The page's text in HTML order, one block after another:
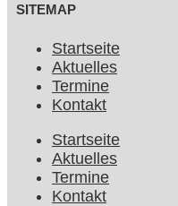
SITEMAP
Startseite
Aktuelles
Termine
Kontakt
Startseite
Aktuelles
Termine
Kontakt